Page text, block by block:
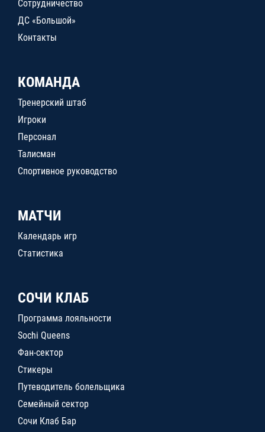
Сотрудничество
ДС «Большой»
Контакты
КОМАНДА
Тренерский штаб
Игроки
Персонал
Талисман
Спортивное руководство
МАТЧИ
Календарь игр
Статистика
СОЧИ КЛАБ
Программа лояльности
Sochi Queens
Фан-сектор
Стикеры
Путеводитель болельщика
Семейный сектор
Сочи Клаб Бар